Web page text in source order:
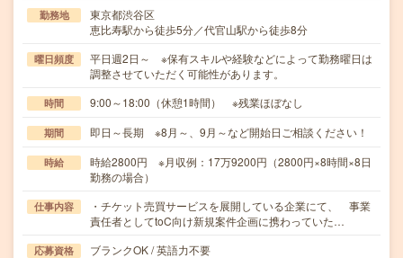
勤務地
東京都渋谷区
恵比寿駅から徒歩5分／代官山駅から徒歩8分
曜日頻度
平日週2日～ ※保有スキルや経験などによって勤務曜日は
調整させていただく可能性があります。
時間 9:00～18:00（休憩1時間） ※残業ほぼなし
期間 即日～長期 ※8月～、9月～など開始日ご相談ください！
時給
時給2800円 ※月収例：17万9200円（2800円×8時間×8日
勤務の場合）
仕事内容
・チケット売買サービスを展開している企業にて、 事業
責任者としてtoC向け新規案件企画に携わっていた…
応募資格
ブランクOK / 英語力不要